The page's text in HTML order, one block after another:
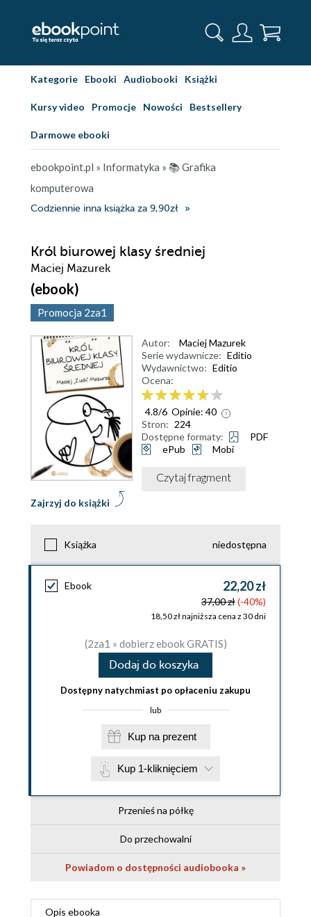
Kategorie Ebooki Audiobooki Książki
Kursy video Promocje Nowości Bestsellery
Darmowe ebooki
ebookpoint.pl » Informatyka » 📚 Grafika
komputerowa
Codziennie inna książka za 9,90zł
Król biurowej klasy średniej
Maciej Mazurek
(ebook)
Promocja 2za1
Zajrzyj do książki
Autor:
Maciej Mazurek
Serie wydawnicze: Editio
Wydawnictwo: Editio
Ocena:
4.8/6 Opinie: 40
Stron: 224
Dostępne formaty:
PDF
ePub
Mobi
Czytaj fragment
Książka niedostępna
Ebook 22,20 zł
37,00 zł(-40%)
18,50 zł najniższa cena z 30 dni
(2za1 » dobierz ebook GRATIS)
Dodaj do koszyka
Dostępny natychmiast po opłaceniu zakupu
lub
Kup na prezent
Kup 1-kliknięciem
Przenieś na półkę
Do przechowalni
Powiadom o dostępności audiobooka »
Opis ebooka